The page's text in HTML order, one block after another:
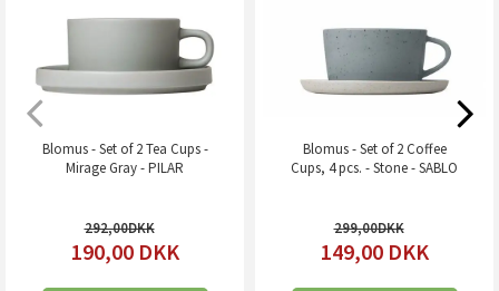
Blomus - Set of 2 Tea Cups -
Mirage Gray - PILAR
292,00
190,00 DKK
Blomus - Set of 2 Coffee
Cups, 4 pcs. - Stone - SABLO
299,00
149,00 DKK